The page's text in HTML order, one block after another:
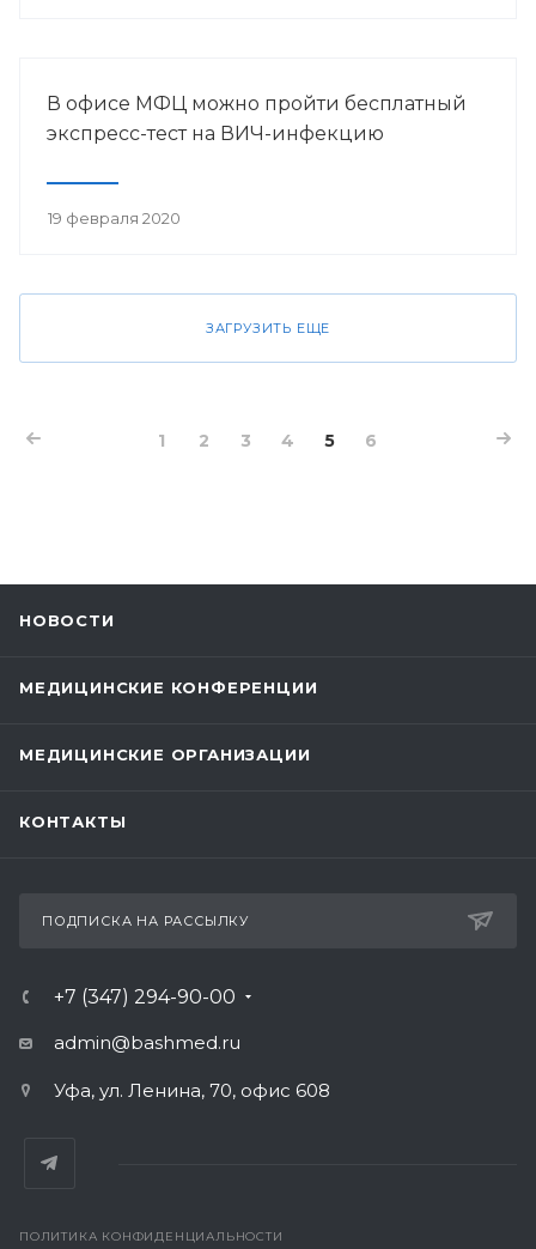
В офисе МФЦ можно пройти бесплатный
экспресс-тест на ВИЧ-инфекцию
19 февраля 2020
ЗАГРУЗИТЬ ЕЩЕ
1 2 3 4 5 6
НОВОСТИ
МЕДИЦИНСКИЕ КОНФЕРЕНЦИИ
МЕДИЦИНСКИЕ ОРГАНИЗАЦИИ
КОНТАКТЫ
ПОДПИСКА НА РАССЫЛКУ
+7 (347) 294-90-00
admin@bashmed.ru
Уфа, ул. Ленина, 70, офис 608
ПОЛИТИКА КОНФИДЕНЦИАЛЬНОСТИ